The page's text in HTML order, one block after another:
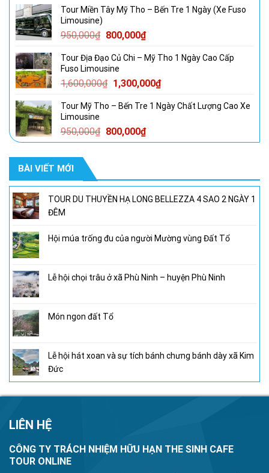
là:
tại
Tour Miền Tây Mỹ Tho – Bến Tre 1 Ngày (Xe Fuso
Limousine)
950,000₫ Giá
là:
950,000₫.
800,000₫Giá
tại
800,000₫.
Tour Địa Đạo Củ Chi – Mỹ Tho 1 Ngày Cao Cấp
Fuso Limousine
1,600,000₫ Giá
là:
1,300,000₫Giá
tại
Tour Mỹ Tho – Bến Tre 1 Ngày Chất Lượng Cao Xe
Limousine
950,000₫ Giá
gốc
800,000₫Giá
hiện
800,000₫.
BÀI VIẾT MỚI
TOUR DU THUYỀN HẠ LONG BELLEZZA 4 SAO 2 NGÀY 1
ĐÊM
Hội múa trống đu của người Mường vùng Đất Tổ
Lễ hội chọi trâu ở xã Phù Ninh – huyện Phù Ninh
Món ngon đất Tổ
Lễ hội hát xoan và sự tích bánh chưng bánh dày xã Kim
Đức
LIÊN HỆ
CÔNG TY TRÁCH NHIỆM HỮU HẠN THE SINH CAFE
TOUR ONLINE